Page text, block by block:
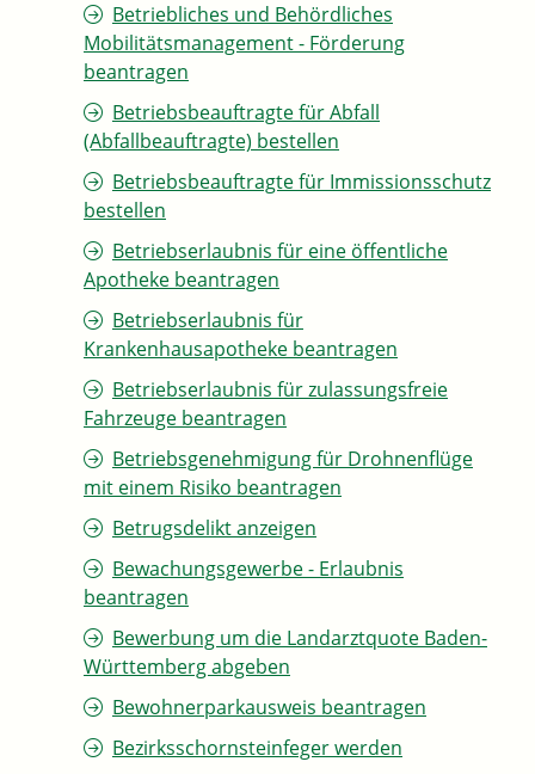
Betriebliches und Behördliches
Mobilitätsmanagement - Förderung
beantragen
Betriebsbeauftragte für Abfall
(Abfallbeauftragte) bestellen
Betriebsbeauftragte für Immissionsschutz
bestellen
Betriebserlaubnis für eine öffentliche
Apotheke beantragen
Betriebserlaubnis für
Krankenhausapotheke beantragen
Betriebserlaubnis für zulassungsfreie
Fahrzeuge beantragen
Betriebsgenehmigung für Drohnenflüge
mit einem Risiko beantragen
Betrugsdelikt anzeigen
Bewachungsgewerbe - Erlaubnis
beantragen
Bewerbung um die Landarztquote Baden-
Württemberg abgeben
Bewohnerparkausweis beantragen
Bezirksschornsteinfeger werden